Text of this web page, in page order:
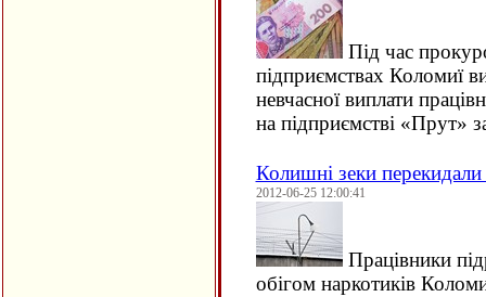
Під час
підприємствах Коломиї
невчасної виплати
на підприємстві «Прут»
Колишні зеки
2012-06-25 12:00:41
Працівники
обігом наркотиків